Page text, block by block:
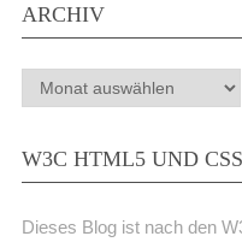
ARCHIV
Archiv
W3C HTML5 UND
Dieses Blog ist nach den